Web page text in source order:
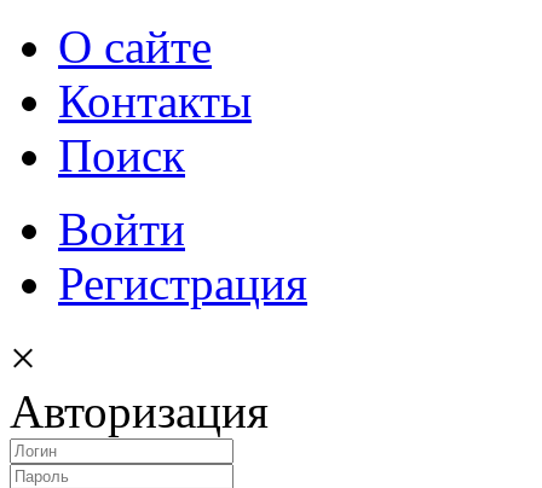
О сайте
Контакты
Поиск
Войти
Регистрация
×
Авторизация